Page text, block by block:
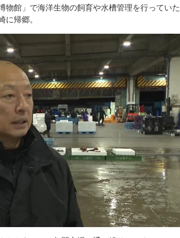
物館」で海洋生物の飼育や水槽管理を行ってい
に帰郷。